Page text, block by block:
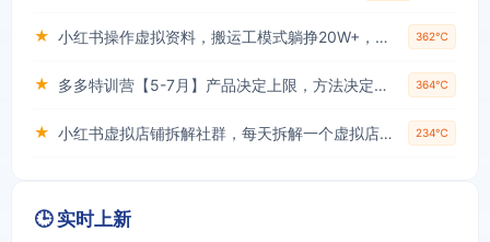
★ 小红书操作虚拟资料，搬运工模式躺挣20W+，互联网的低成本路子！ 362℃
★ 多多特训营【5-7月】产品决定上限，方法决定下限，各种玩法技巧落地实操 364℃
★ 小红书虚拟店铺拆解社群，每天拆解一个虚拟店，简单实用(赠送小红书虚拟教程) 234℃
🕒 实时上新